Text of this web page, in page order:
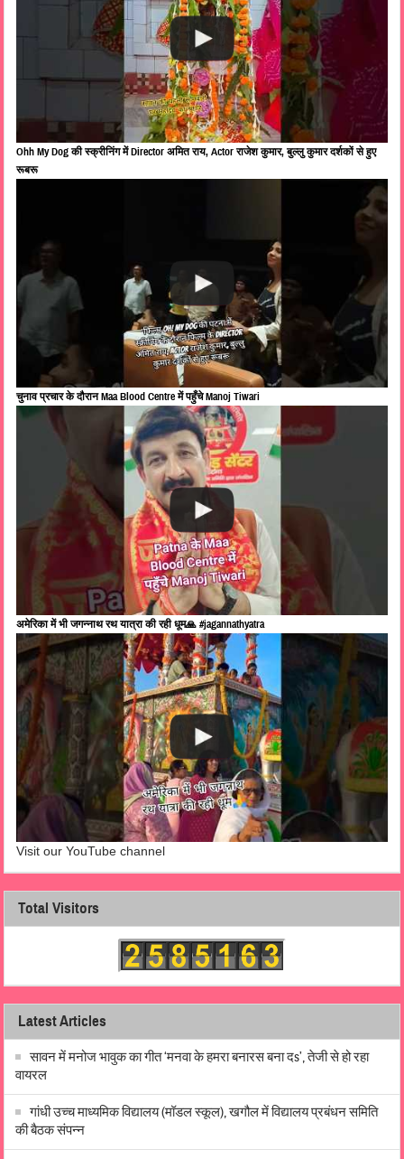
Ohh My Dog की स्क्रीनिंग में Director अमित राय, Actor राजेश कुमार, बुल्लु कुमार दर्शकों से हुए
रूबरू
चुनाव प्रचार के दौरान Maa Blood Centre में पहुँचे Manoj Tiwari
अमेरिका में भी जगन्नाथ रथ यात्रा की रही धूम🙏 #jagannathyatra
Visit our YouTube channel
Total Visitors
Latest Articles
सावन में मनोज भावुक का गीत ‘मनवा के हमरा बनारस बना दs’, तेजी से हो रहा
वायरल
गांधी उच्च माध्यमिक विद्यालय (मॉडल स्कूल), खगौल में विद्यालय प्रबंधन समिति
की बैठक संपन्न